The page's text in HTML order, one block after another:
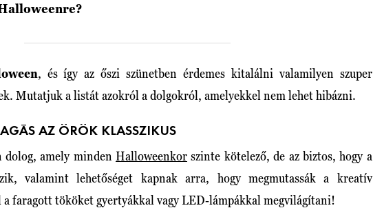
, és így az őszi szünetben érdemes kitalálni valamilyen szuper
Mutatjuk a listát azokról a dolgokról, amelyekkel nem lehet hibázni.
AZ ÖRÖK KLASSZIKUS
dolog, amely mindenHalloweenkor szinte kötelező, de az biztos, hogy a
valamint lehetőséget kapnak arra, hogy megmutassák a kreatív
faragott tököket gyertyákkal vagy LED-lámpákkal megvilágítani!